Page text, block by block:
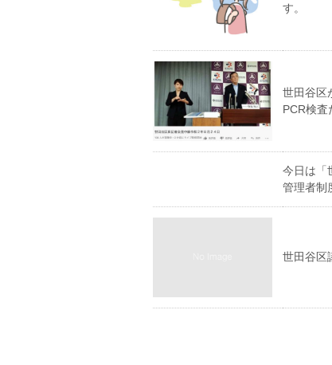
す。
世田谷区
PCR検査
今日は「
管理者制
世田谷区